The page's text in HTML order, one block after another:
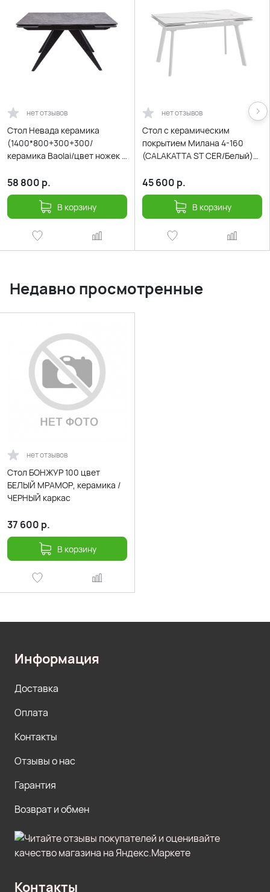
нет отзывов
Стол Невада керамика
(1400*800+300+300/
керамика Baolai/цвет ножек и
58 800 р.
В корзину
нет отзывов
Cтол с керамическим
покрытием Милана 4-160
(CALAKATTA ST CER/Белый)
45 600 р.
В корзину
Недавно просмотренные
нет отзывов
Стол БОНЖУР 100 цвет
БЕЛЫЙ МРАМОР, керамика /
ЧЕРНЫЙ каркас
37 600 р.
В корзину
Информация
Доставка
Оплата
Контакты
Отзывы о нас
Гарантия
Возврат и обмен
Контакты